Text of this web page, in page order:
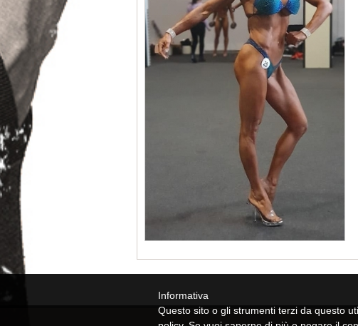
Informativa
Questo sito o gli strumenti terzi da questo